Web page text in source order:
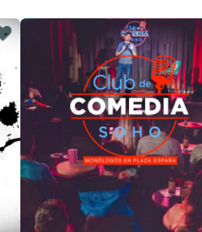
restaurantes